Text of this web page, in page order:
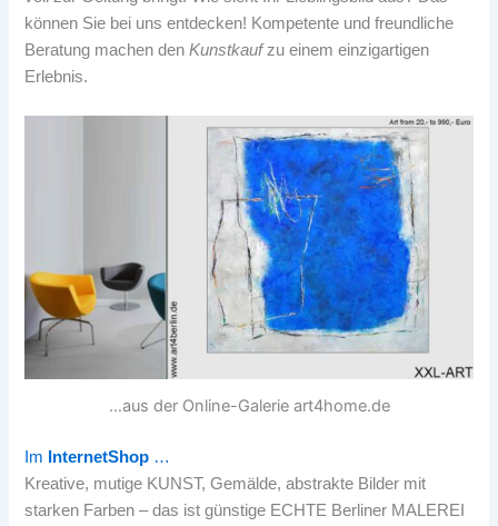
können Sie bei uns entdecken! Kompetente und freundliche
Beratung machen denKunstkaufzu einem einzigartigen
Erlebnis.
…aus der Online-Galerie art4home.de
Im InternetShop …
Kreative, mutige KUNST, Gemälde, abstrakte Bilder mit
starken Farben – das ist günstige ECHTE Berliner MALEREI